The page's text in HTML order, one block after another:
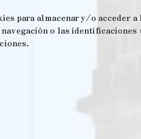
para almacenar y/o acceder
o las